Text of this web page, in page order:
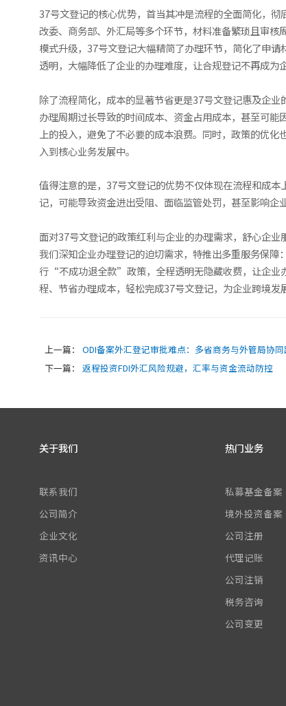
37号文登记的核心优势，首当其冲是流程的全面简化，
改委、商务部、外汇局等多个环节，材料准备繁琐且审
模式升级，37号文登记大幅精简了办理环节，简化了申
透明，大幅降低了企业的办理难度，让合规登记不再成
除了流程简化，成本的显著节省更是37号文登记惠及企
办理周期过长导致的时间成本、资金占用成本，甚至可
上的投入，避免了不必要的成本浪费。同时，政策的优
入到核心业务发展中。
值得注意的是，37号文登记的优势不仅体现在流程和成
记，可能导致资金进出受阻、面临监管处罚，甚至影响企
面对37号文登记的政策红利与企业的办理需求，舒心企
我们深知企业办理登记的迫切需求，特推出多重服务保
行“不成功退全款”政策，全程透明无隐藏收费，让企业
程、节省办理成本，轻松完成37号文登记，为企业跨境
上一篇：
ODI备案外汇登记审批难点：多省商务与外管局协同
下一篇：
返程投资FDI外汇风险规避，汇率与资金流动防控
关于我们
联系我们
公司简介
企业文化
资讯中心
热门业务
私募基金备案
境外投资备案
公司注册
代理记账
公司注销
税务咨询
公司变更